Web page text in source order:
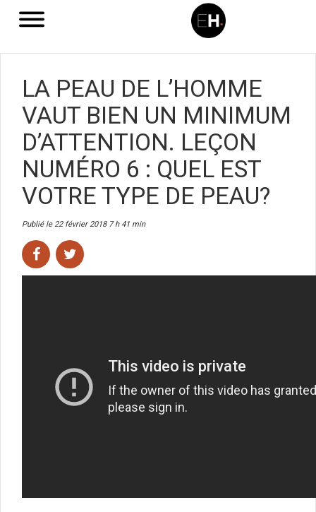
LA PEAU DE L’HOMME
VAUT BIEN UN MINIMUM
D’ATTENTION. LEÇON
NUMÉRO 6 : QUEL EST
VOTRE TYPE DE PEAU?
Publié le 22 février 2018 7 h 41 min